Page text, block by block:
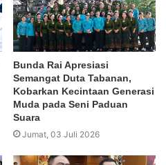
Bunda Rai Apresiasi
Semangat Duta Tabanan,
Kobarkan Kecintaan Generasi
Muda pada Seni Paduan
Suara
Jumat, 03 Juli 2026